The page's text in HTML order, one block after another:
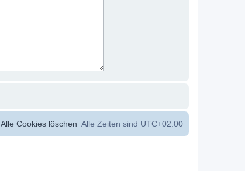
Alle Zeiten sind UTC+02:00
Alle Cookies löschen